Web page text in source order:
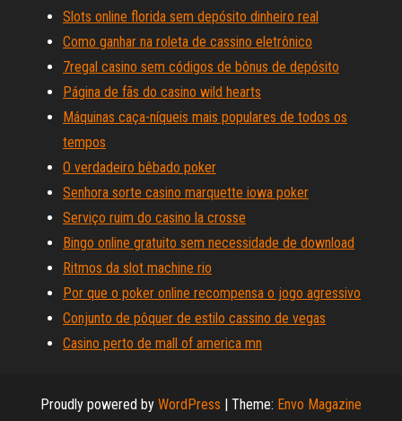
Slots online florida sem depósito dinheiro real
Como ganhar na roleta de cassino eletrônico
7regal casino sem códigos de bônus de depósito
Página de fãs do casino wild hearts
Máquinas caça-níqueis mais populares de todos os
tempos
O verdadeiro bêbado poker
Senhora sorte casino marquette iowa poker
Serviço ruim do casino la crosse
Bingo online gratuito sem necessidade de download
Ritmos da slot machine rio
Por que o poker online recompensa o jogo agressivo
Conjunto de pôquer de estilo cassino de vegas
Casino perto de mall of america mn
Proudly powered by WordPress | Theme: Envo Magazine